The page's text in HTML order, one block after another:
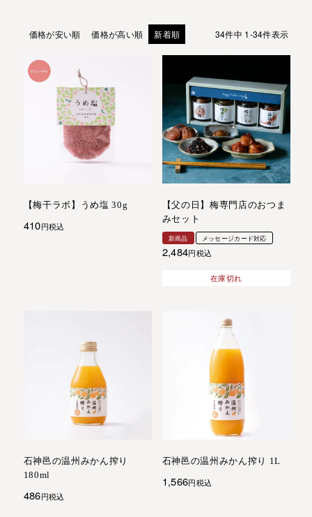
価格が安い順 価格が高い順 新着順 34件中 1-34件表示
【梅干ラボ】うめ塩 30g
410 税込
【父の日】梅専門店のおつま
みセット
新商品 メッセージカード対応
2,484 税込
在庫切れ
石神邑の温州みかん搾り
180ml
486 税込
石神邑の温州みかん搾り 1L
1,566 税込